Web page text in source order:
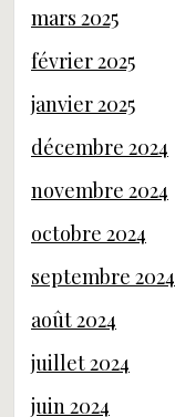
mars 2025
février 2025
janvier 2025
décembre 2024
novembre 2024
octobre 2024
septembre 2024
août 2024
juillet 2024
juin 2024